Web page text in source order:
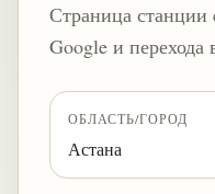
Страница станции
Google и перехода
ОБЛАСТЬ/ГОРОД
Астана